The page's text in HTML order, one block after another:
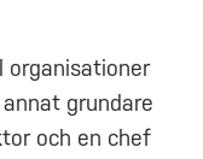
organisationer
grundare
och en chef